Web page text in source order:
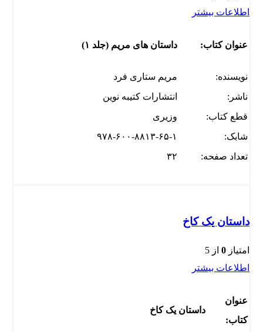
اطلاعات بیشتر
عنوان کتاب: داستان های مریم (جلد ۱)
نویسنده:
مریم ستاری فرد
ناشر:
انتشارات کتیبه نوین
قطع کتاب:
وزیری
شابک:
۹۷۸-۶۰۰-۸۸۱۳-۶۵-۱
تعداد صفحه:
۳۲
داستان یک کاخ
امتیاز 0 از 5
اطلاعات بیشتر
عنوان
کتاب:
داستان یک کاخ